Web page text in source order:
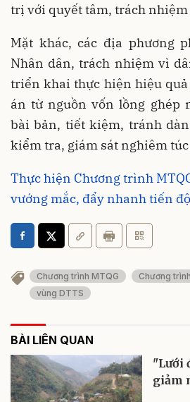
trị với quyết tâm, trách nhiệm
Mặt khác, các địa phương
Nhân dân, trách nhiệm vì
triển khai thực hiện hiệu quả
án từ nguồn vốn lồng ghép
bài bản, tiết kiệm, tránh
kiểm tra, giám sát nghiêm túc
Thực hiện Chương trình
vướng mắc, đẩy nhanh tiến
Chương trình MTQG
Chương
vùng DTTS
BÀI LIÊN QUAN
"Lưới
giảm